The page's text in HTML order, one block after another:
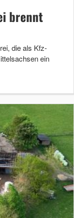
brennt
die als Kfz-
ein